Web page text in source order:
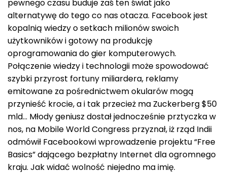
pewnego czasu buduje zaś ten świat jako
alternatywę do tego co nas otacza. Facebook jest
kopalnią wiedzy o setkach milionów swoich
użytkowników i gotowy na produkcję
oprogramowania do gier komputerowych.
Połączenie wiedzy i technologii może spowodować
szybki przyrost fortuny miliardera, reklamy
emitowane za pośrednictwem okularów mogą
przynieść krocie, a i tak przecież ma Zuckerberg $50
mld… Młody geniusz dostał jednocześnie prztyczka w
nos, na Mobile World Congress przyznał, iż rząd Indii
odmówił Facebookowi wprowadzenie projektu “Free
Basics” dającego bezpłatny Internet dla ogromnego
kraju. Jak widać wolność niejedno ma imię.